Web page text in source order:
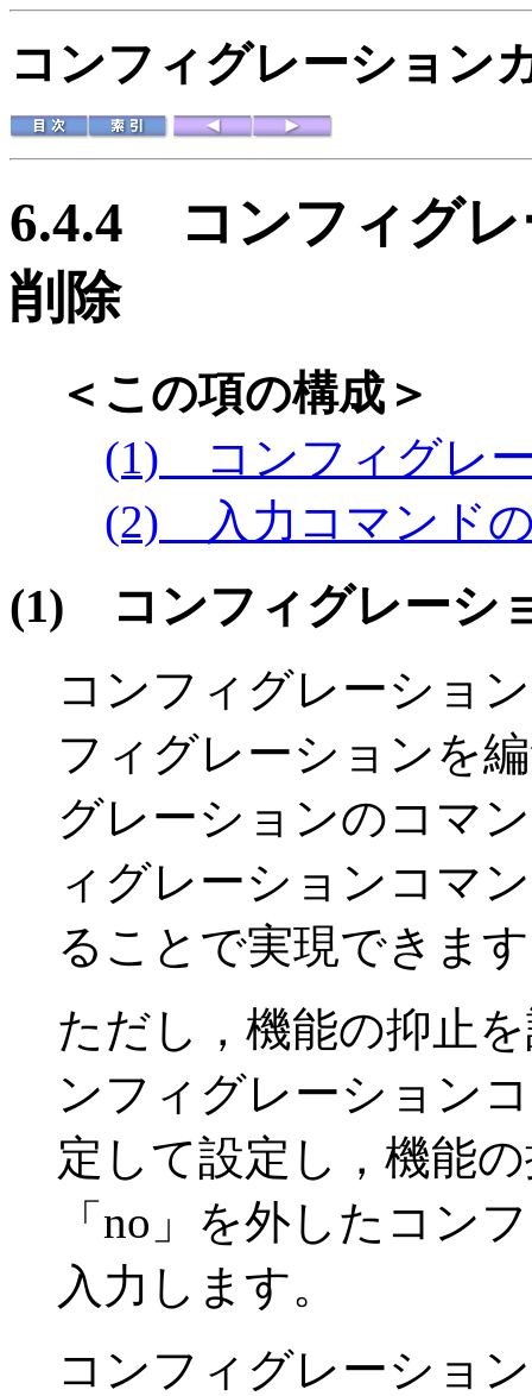
コンフィグレーション
6.4.4
コンフィグ
削除
＜この項の構成＞
(1) コンフィグレ
(2) 入力コマンド
(1) コンフィグレーシ
コンフィグレーショ
フィグレーションを
グレーションのコマ
ィグレーションコマ
ることで実現できま
ただし，機能の抑止
ンフィグレーション
定して設定し，機能
「no」を外したコン
入力します。
コンフィグレーショ